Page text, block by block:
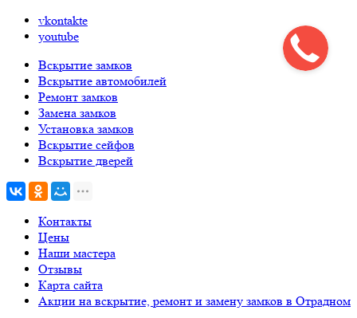
vkontakte
youtube
Вскрытие замков
Вскрытие автомобилей
Ремонт замков
Замена замков
Установка замков
Вскрытие сейфов
Вскрытие дверей
Контакты
Цены
Наши мастера
Отзывы
Карта сайта
Акции на вскрытие, ремонт и замену замков в Отрадном